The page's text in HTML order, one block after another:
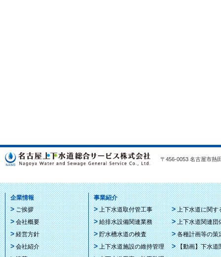
〒456-0053 名古屋市
企業情報
ご挨拶
会社概要
経営方針
会社紹介
事業紹介
上下水道取付管工事
給排水設備関連業務
貯水槽水道の検査
上下水道施設の維持管理
上下水道に関す
上下水道関連団
各種計画等の策
【動画】下水道